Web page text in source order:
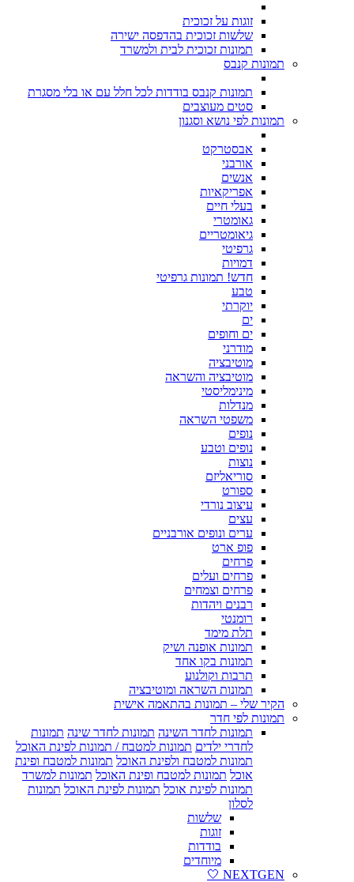
זוגות על זכוכית
שלשות זכוכית בהדפסה ישירה
תמונות זכוכית לבית ולמשרד
תמונות קנבס
תמונות קנבס בודדות לכל חלל עם או בלי מסגרת
סטים מעוצבים
תמונות לפי נושא וסגנון
אבסטרקט
אורבני
אנשים
אפריקאיות
בעלי חיים
גאומטרי
גיאומטריים
גרפיטי
דמויות
חדש! תמונות גרפיטי
טבע
יוקרתי
ים
ים וחופים
מודרני
מוטיבציה
מוטיבציה והשראה
מינימליסטי
מנדלות
משפטי השראה
נופים
נופים וטבע
נוצות
סוריאליזם
ספורט
עיצוב נורדי
עצים
ערים ונופים אורבניים
פופ ארט
פרחים
פרחים ועלים
פרחים וצמחים
רבנים ויהדות
רומנטי
תלת מימד
תמונות אופנה ושיק
תמונות בקו אחד
תרבות וקולנוע
תמונות השראה ומוטיבציה
הקיר שלי – תמונות בהתאמה אישית
תמונות לפי חדר
תמונות לחדר השינה תמונות לחדר שינה תמונות
לחדרי ילדים תמונות למטבח / תמונות לפינת האוכל
תמונות למטבח ולפינת האוכל תמונות למטבח ופינת
אוכל תמונות למטבח ופינת האוכל תמונות למשרד
תמונות לפינת אוכל תמונות לפינת האוכל תמונות
לסלון
שלשות
זוגות
בודדות
מיוחדים
NEXTGEN 🤍